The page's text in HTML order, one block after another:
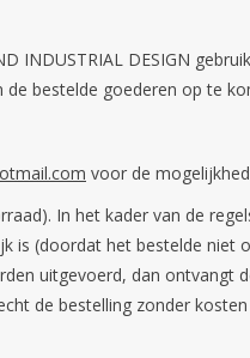
INDUSTRIAL DESIGN
bestelde goederen op te
voor de
In het kader van de
is (doordat het bestelde
uitgevoerd, dan ontvangt
de bestelling zonder